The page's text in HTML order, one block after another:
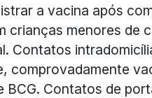
a vacina após
crianças menores de
Contatos
comprovadamente
BCG. Contatos de